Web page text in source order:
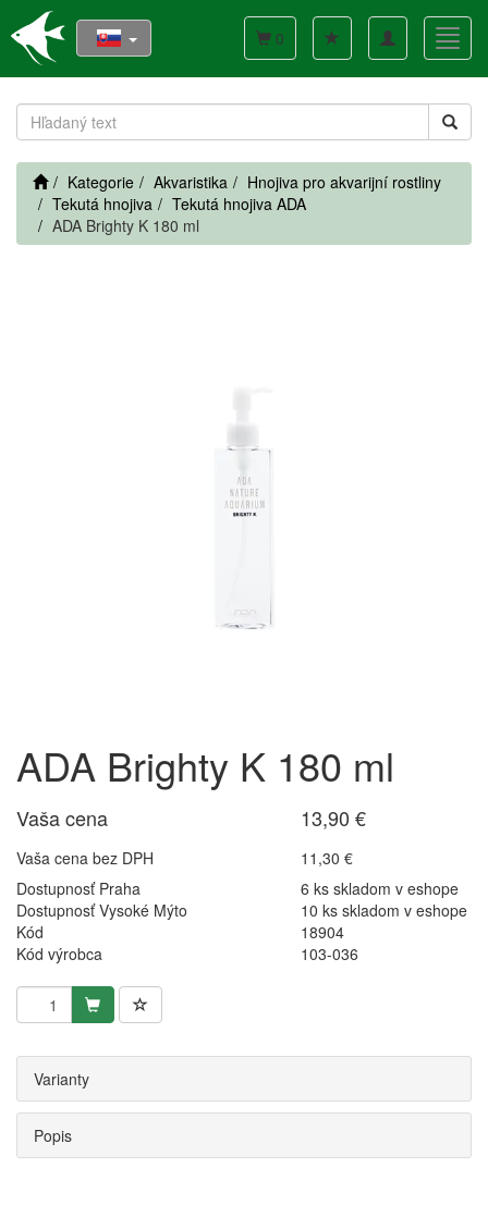
Toggle
navigation
0
Kategorie Akvaristika
Hnojiva pro akvarijní rostliny
Tekutá hnojiva
Tekutá hnojiva ADA
ADA Brighty K 180 ml
ADA Brighty K 180 ml
Vaša cena 13,90 €
Vaša cena bez DPH
11,30 €
Dostupnosť Praha
6 ks skladom v eshope
Dostupnosť Vysoké Mýto
10 ks skladom v eshope
Kód
18904
Kód výrobca
103-036
Varianty
Popis